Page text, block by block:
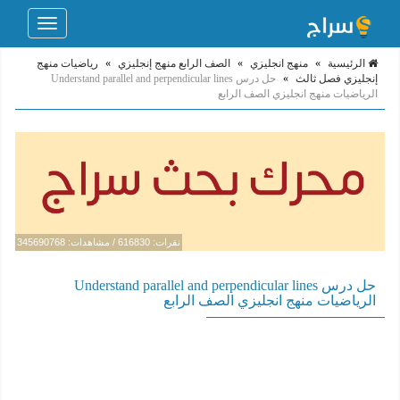
Toggle
الرئيسية » منهج انجليزي » الصف الرابع منهج إنجليزي »
رياضيات منهج
إنجليزي فصل ثالث »
حل درس Understand parallel and perpendicular lines
الرياضيات منهج انجليزي الصف الرابع
نقرات: 616830 / مشاهدات: 345690768
حل درس Understand parallel and perpendicular lines
الرياضيات منهج انجليزي الصف الرابع